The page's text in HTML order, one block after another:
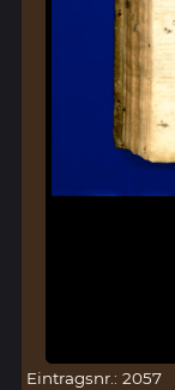
Eintragsnr.: 2057